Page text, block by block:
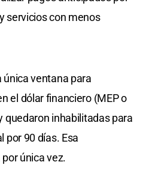
servicios con menos
ventana para
el dólar financiero (MEP o
quedaron inhabilitadas para
por 90 días. Esa
única vez.